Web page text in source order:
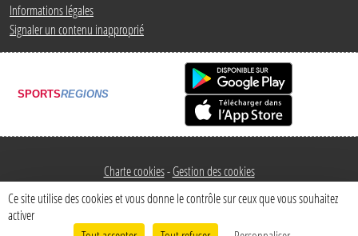
Informations légales
Signaler un contenu inapproprié
SPORTSREGIONS
Charte cookies Gestion des cookies
Ce site utilise des cookies et vous donne le contrôle sur ceux que vous souhaitez
activer